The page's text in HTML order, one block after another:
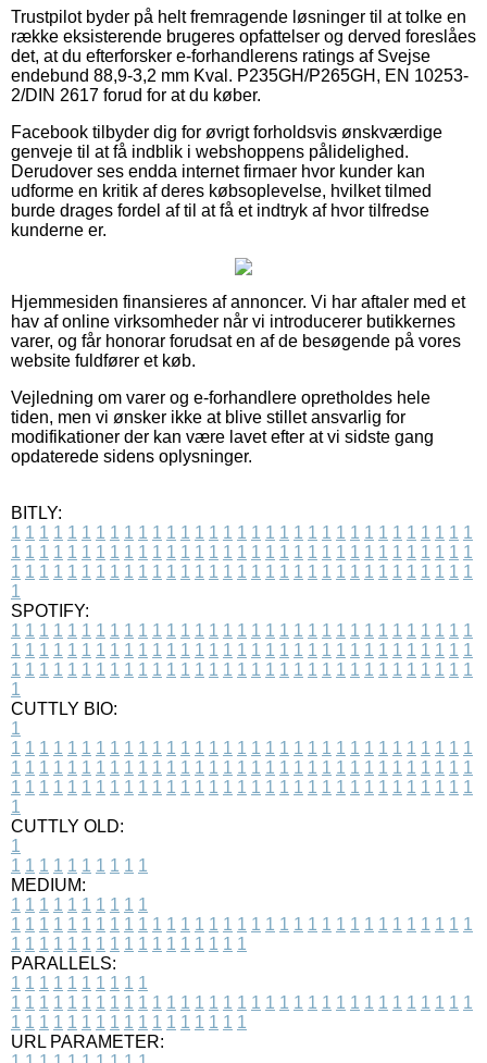
Trustpilot byder på helt fremragende løsninger til at tolke en
række eksisterende brugeres opfattelser og derved foreslåes
det, at du efterforsker e-forhandlerens ratings af Svejse
endebund 88,9-3,2 mm Kval. P235GH/P265GH, EN 10253-
2/DIN 2617 forud for at du køber.
Facebook tilbyder dig for øvrigt forholdsvis ønskværdige
genveje til at få indblik i webshoppens pålidelighed.
Derudover ses endda internet firmaer hvor kunder kan
udforme en kritik af deres købsoplevelse, hvilket tilmed
burde drages fordel af til at få et indtryk af hvor tilfredse
kunderne er.
Hjemmesiden finansieres af annoncer. Vi har aftaler med et
hav af online virksomheder når vi introducerer butikkernes
varer, og får honorar forudsat en af de besøgende på vores
website fuldfører et køb.
Vejledning om varer og e-forhandlere opretholdes hele
tiden, men vi ønsker ikke at blive stillet ansvarlig for
modifikationer der kan være lavet efter at vi sidste gang
opdaterede sidens oplysninger.
BITLY:
1 1 1 1 1 1 1 1 1 1 1 1 1 1 1 1 1 1 1 1 1 1 1 1 1 1 1 1 1 1 1 1 1
1 1 1 1 1 1 1 1 1 1 1 1 1 1 1 1 1 1 1 1 1 1 1 1 1 1 1 1 1 1 1 1 1
1 1 1 1 1 1 1 1 1 1 1 1 1 1 1 1 1 1 1 1 1 1 1 1 1 1 1 1 1 1 1 1 1
1
SPOTIFY:
1 1 1 1 1 1 1 1 1 1 1 1 1 1 1 1 1 1 1 1 1 1 1 1 1 1 1 1 1 1 1 1 1
1 1 1 1 1 1 1 1 1 1 1 1 1 1 1 1 1 1 1 1 1 1 1 1 1 1 1 1 1 1 1 1 1
1 1 1 1 1 1 1 1 1 1 1 1 1 1 1 1 1 1 1 1 1 1 1 1 1 1 1 1 1 1 1 1 1
1
CUTTLY BIO:
1
1 1 1 1 1 1 1 1 1 1 1 1 1 1 1 1 1 1 1 1 1 1 1 1 1 1 1 1 1 1 1 1 1
1 1 1 1 1 1 1 1 1 1 1 1 1 1 1 1 1 1 1 1 1 1 1 1 1 1 1 1 1 1 1 1 1
1 1 1 1 1 1 1 1 1 1 1 1 1 1 1 1 1 1 1 1 1 1 1 1 1 1 1 1 1 1 1 1 1
1
CUTTLY OLD:
1
1 1 1 1 1 1 1 1 1 1
MEDIUM:
1 1 1 1 1 1 1 1 1 1
1 1 1 1 1 1 1 1 1 1 1 1 1 1 1 1 1 1 1 1 1 1 1 1 1 1 1 1 1 1 1 1 1
1 1 1 1 1 1 1 1 1 1 1 1 1 1 1 1 1
PARALLELS:
1 1 1 1 1 1 1 1 1 1
1 1 1 1 1 1 1 1 1 1 1 1 1 1 1 1 1 1 1 1 1 1 1 1 1 1 1 1 1 1 1 1 1
1 1 1 1 1 1 1 1 1 1 1 1 1 1 1 1 1
URL PARAMETER: